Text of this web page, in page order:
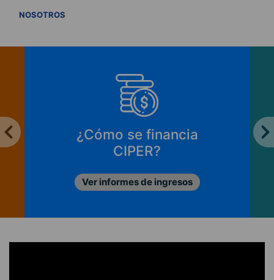
NOSOTROS
¿Cómo se financia
CIPER?
Ver informes de ingresos